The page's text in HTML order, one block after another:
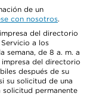
de un
con nosotros.
del directorio
a los
semana, de 8 a. m. a
impresa del directorio
después de su
su solicitud de una
solicitud permanente